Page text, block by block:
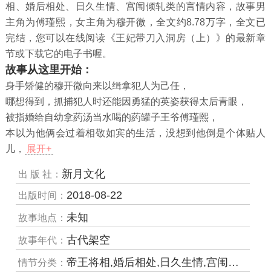
相、婚后相处、日久生情、宫闱倾轧类的言情内容，故事男
主角为傅瑾熙，女主角为穆开微，全文约8.78万字，全文已
完结，您可以在线阅读《王妃带刀入洞房（上）》的最新章
节或下载它的电子书喔。
故事从这里开始：
身手矫健的穆开微向来以缉拿犯人为己任，
哪想得到，抓捕犯人时还能因勇猛的英姿获得太后青眼，
被指婚给自幼拿葯汤当水喝的葯罐子王爷傅瑾熙，
本以为他俩会过着相敬如宾的生活，没想到他倒是个体贴人
儿，
展开+
出 版 社： 新月文化
出版时间： 2018-08-22
故事地点： 未知
故事年代：古代架空
情节分类：帝王将相,婚后相处,日久生情,宫闱倾轧